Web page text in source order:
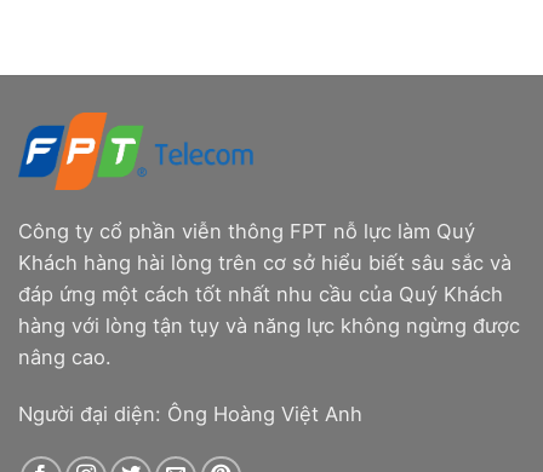
Công ty cổ phần viễn thông FPT nỗ lực làm Quý
Khách hàng hài lòng trên cơ sở hiểu biết sâu sắc và
đáp ứng một cách tốt nhất nhu cầu của Quý Khách
hàng với lòng tận tụy và năng lực không ngừng được
nâng cao.
Người đại diện: Ông Hoàng Việt Anh